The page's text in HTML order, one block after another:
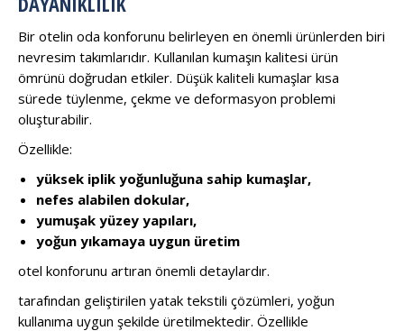
Bir otelin oda konforunu belirleyen en önemli ürünlerden biri
nevresim takımlarıdır. Kullanılan kumaşın kalitesi ürün
ömrünü doğrudan etkiler. Düşük kaliteli kumaşlar kısa
sürede tüylenme, çekme ve deformasyon problemi
oluşturabilir.
Özellikle:
yüksek iplik yoğunluğuna sahip kumaşlar,
nefes alabilen dokular,
yumuşak yüzey yapıları,
yoğun yıkamaya uygun üretim
otel konforunu artıran önemli detaylardır.
tarafından geliştirilen yatak tekstili çözümleri, yoğun
kullanıma uygun şekilde üretilmektedir. Özellikle